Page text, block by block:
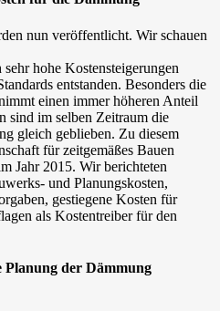
nun veröffentlicht. Wir schauen
hohe Kostensteigerungen
entstanden. Besonders die
einen immer höheren Anteil
sind im selben Zeitraum die
gleich geblieben. Zu diesem
für zeitgemäßes Bauen
Jahr 2015. Wir berichteten
und Planungskosten,
gestiegene Kosten für
als Kostentreiber für den
Planung der Dämmung